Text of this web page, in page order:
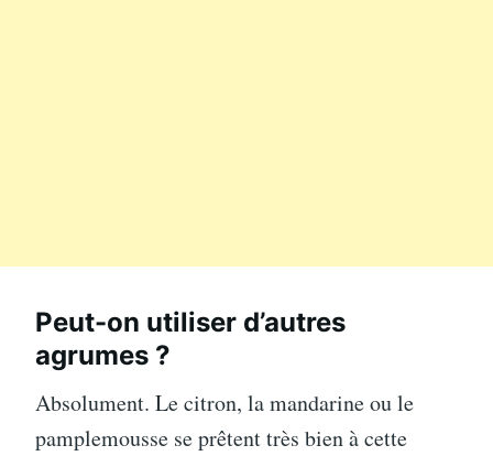
Peut-on utiliser d’autres
agrumes ?
Absolument. Le citron, la mandarine ou le
pamplemousse se prêtent très bien à cette